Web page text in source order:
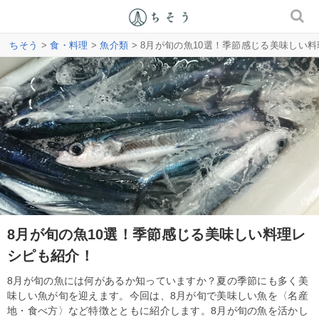
ちそう >食・料理 >魚介類 > 8月が旬の魚10選！季節感じる美味しい
8月が旬の魚10選！季節感じる美味しい料理レ
シピも紹介！
8月が旬の魚には何があるか知っていますか？夏の季節にも多く美
味しい魚が旬を迎えます。今回は、8月が旬で美味しい魚を〈名産
地・食べ方〉など特徴とともに紹介します。8月が旬の魚を活かし